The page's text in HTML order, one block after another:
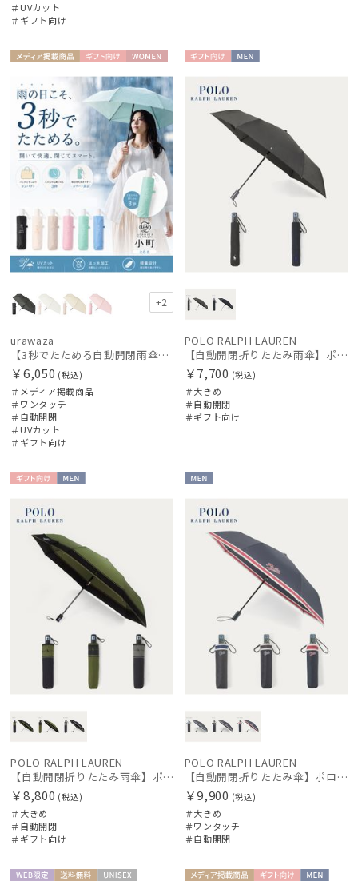
＃UVカット
＃ギフト向け
載商品
向け
N
+2
urawaza
【3秒でたためる自動開閉雨傘】urawaza 小町（ウラワザ）Auto plane50 ワンタッチ開閉
￥6,050 (税込)
＃メディア掲載商品
＃ワンタッチ
＃自動開閉
＃UVカット
＃ギフト向け
向け
POLO RALPH LAUREN
【自動開閉折りたたみ雨傘】ポロラルフ ローレン (POLO RALPH LAUREN) ワンポイントポロポニー 大きめ60cm ワンタッチ開閉
￥7,700 (税込)
＃大きめ
＃自動開閉
＃ギフト向け
向け
POLO RALPH LAUREN
【自動開閉折りたたみ雨傘】ポロラルフ ローレン (POLO RALPH LAUREN) ストライプ 大きめ60cm ワンタッチ開閉
￥8,800 (税込)
＃大きめ
＃自動開閉
＃ギフト向け
POLO RALPH LAUREN
【自動開閉折りたたみ傘】ポロ ラルフ ローレン（POLO RALPH LAUREN）ボーダー 大きめ60cm ワンタッチ開閉
￥9,900 (税込)
＃大きめ
＃ワンタッチ
＃自動開閉